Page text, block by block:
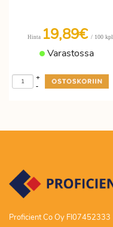
Hinta 19,89€ / 100 kpl
Varastossa
-
+
Proficient Co Oy FI07452333